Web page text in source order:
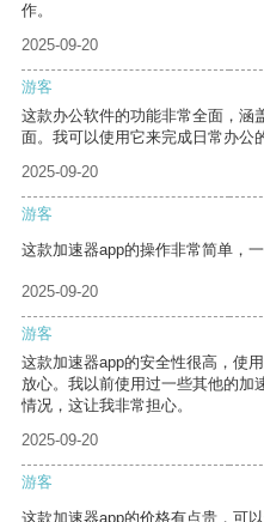
作。
2025-09-20
游客
这款办公软件的功能非常全面，涵
面。我可以使用它来完成日常办公
2025-09-20
游客
这款加速器app的操作非常简单，
2025-09-20
游客
这款加速器app的安全性很高，使
放心。我以前使用过一些其他的加
情况，这让我非常担心。
2025-09-20
游客
这款加速器app的价格有点贵，可